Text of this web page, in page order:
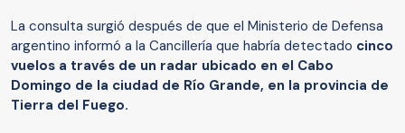
La consulta surgió después de que el Ministerio de Defensa
argentino informó a la Cancillería que habría detectado cinco
vuelos a través de un radar ubicado en el Cabo
Domingo de la ciudad de Río Grande, en la provincia de
Tierra del Fuego.